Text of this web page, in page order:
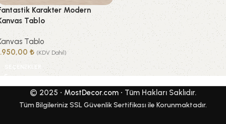
Karakter Modern
Tablo
Tablo
₺ (KDV Dahil)
SEÇENEKLER
© 2025 • MostDecor.com • Tüm Hakları Saklıdır.
Tüm Bilgileriniz SSL Güvenlik Sertifikası ile Korunmaktadır.